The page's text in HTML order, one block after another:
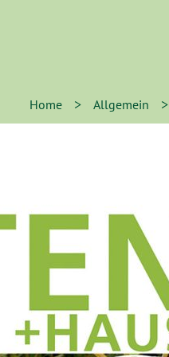
Home > Allgemein >